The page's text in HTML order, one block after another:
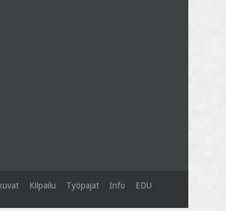
Kilpailu Työpajat Info EDU